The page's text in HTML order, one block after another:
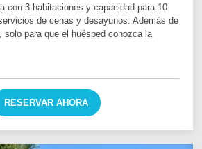
con 3 habitaciones y capacidad para 10
de cenas y desayunos. Además de
solo para que el huésped conozca la
RESERVAR AHORA